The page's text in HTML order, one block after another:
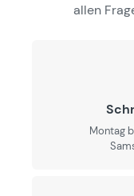
allen
Montag